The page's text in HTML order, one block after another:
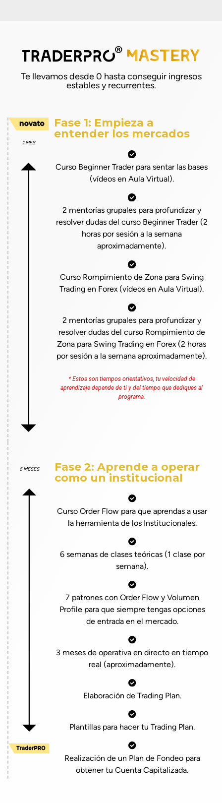
Te llevamos desde 0 hasta conseguir ingresos
estables y recurrentes.
1 MES
Fase 1: Empieza a
entender los mercados
Curso Beginner Trader para sentar las bases
(vídeos en Aula Virtual).
2 mentorías grupales para profundizar y
resolver dudas del curso Beginner Trader (2
horas por sesión a la semana
aproximadamente).
Curso Rompimiento de Zona para Swing
Trading en Forex (vídeos en Aula Virtual).
2 mentorías grupales para profundizar y
resolver dudas del curso Rompimiento de
Zona para Swing Trading en Forex (2 horas
por sesión a la semana aproximadamente).
* Estos son tiempos orientativos, tu velocidad de
aprendizaje depende de ti y del tiempo que dediques al
programa.
6 MESES
Fase 2: Aprende a operar
como un institucional
Curso Order Flow para que aprendas a usar
la herramienta de los Institucionales.
6 semanas de clases teóricas (1 clase por
semana).
7 patrones con Order Flow y Volumen
Profile para que siempre tengas opciones
de entrada en el mercado.
3 meses de operativa en directo en tiempo
real (aproximadamente).
Elaboración de Trading Plan.
Plantillas para hacer tu Trading Plan.
Realización de un Plan de Fondeo para
obtener tu Cuenta Capitalizada.